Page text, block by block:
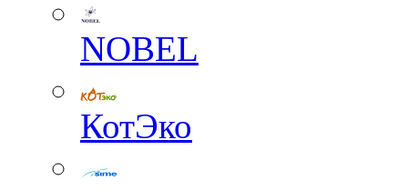
NOBEL
КотЭко